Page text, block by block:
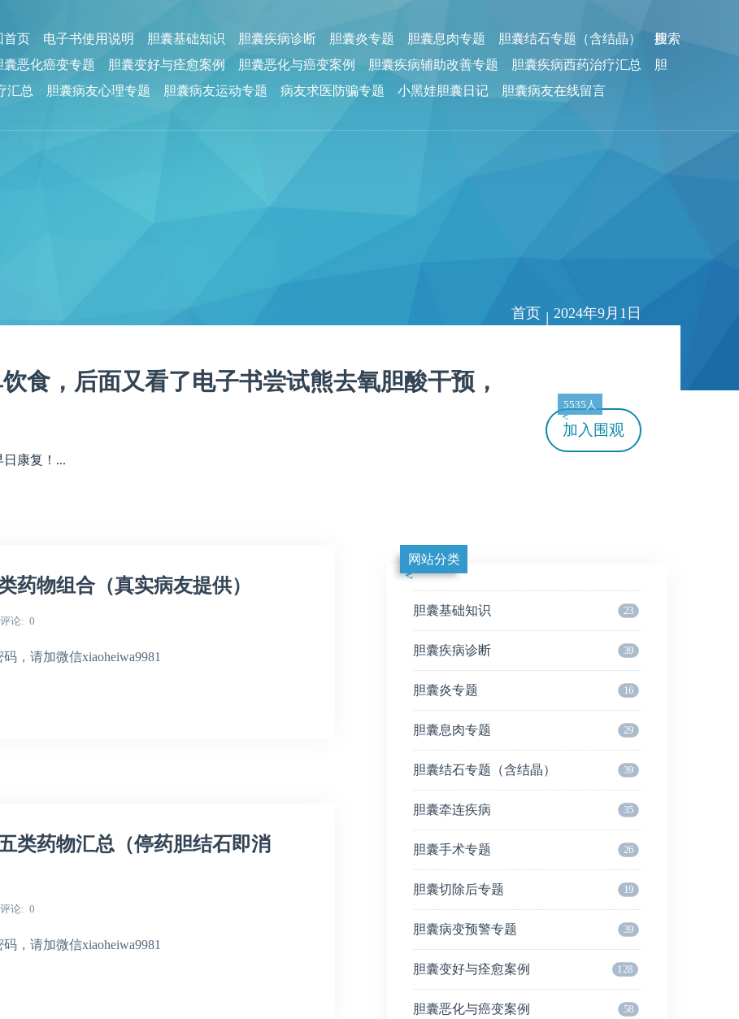
首页 电子书使用说明 胆囊基础知识 胆囊疾病诊断 胆囊炎专题 胆囊息肉专题 胆囊结石专题（含结晶）
胆
囊恶化癌变专题 胆囊变好与痊愈案例 胆囊恶化与癌变案例 胆囊疾病辅助改善专题 胆囊疾病西药治疗汇总
胆
汇总 胆囊病友心理专题 胆囊病友运动专题 病友求医防骗专题 小黑娃胆囊日记 胆囊病友在线留言
搜索
首页 | 2024年9月1日
食，后面又看了电子书尝试熊去氧胆酸干预，
康复！...
加入
5535人
围观
药物组合（真实病友提供）
评论 0
，请加微信xiaoheiwa9981
类药物汇总（停药胆结石即消
评论 0
，请加微信xiaoheiwa9981
网站分类
胆囊基础知识 23
胆囊疾病诊断 39
胆囊炎专题 16
胆囊息肉专题 29
胆囊结石专题（含结晶） 39
胆囊牵连疾病 35
胆囊手术专题 26
胆囊切除后专题 19
胆囊病变预警专题 39
胆囊变好与痊愈案例 128
胆囊恶化与癌变案例 58